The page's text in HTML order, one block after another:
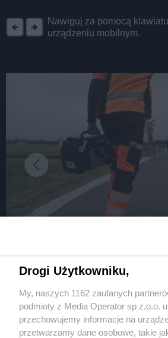
Nawiguj za pomocą
urządzeniu mobilnym.
przejazdach kolejowo-
Wydawca mediów lokalnych
Drogi Użytkowniku,
My, naszych 1162 zaufanych
podmioty z Media Operator sp z.o.o.
przechowujemy informacje na
przetwarzamy dane osobowe, takie